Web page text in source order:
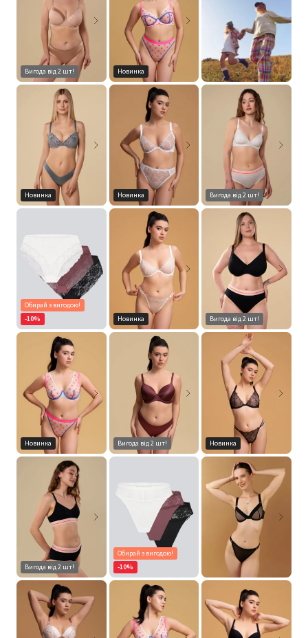
Вигода від 2 шт! Новинка
Новинка Новинка Вигода від 2 шт!
Обирай з вигодою!
-10%
Новинка Вигода від 2 шт!
Новинка Вигода від 2 шт! Новинка
Вигода від 2 шт!
Обирай з вигодою!
-10%